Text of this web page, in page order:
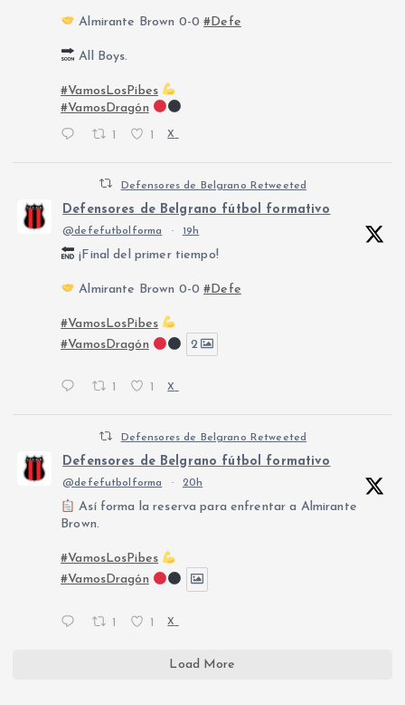
Almirante Brown 0-0#Defe
All Boys.
#VamosLosPibes
#VamosDragón
1 1 X
Defensores de Belgrano Retweeted
Defensores de Belgrano fútbol formativo
@defefutbolforma · 19h
¡Final del primer tiempo!
Almirante Brown 0-0#Defe
#VamosLosPibes
#VamosDragón
2
X
Defensores de Belgrano Retweeted
Defensores de Belgrano fútbol formativo
@defefutbolforma · 20h
Así forma la reserva para enfrentar a Almirante
Brown.
#VamosLosPibes
#VamosDragón
1 1 X
Load More